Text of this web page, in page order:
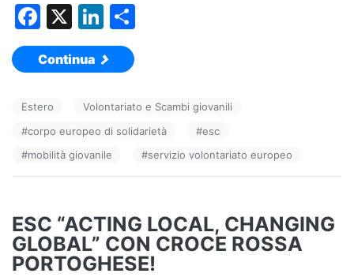
F
a
c
b
o
o
X
Li
n
k
dI
n
vi
di
Continua
Estero
Volontariato e Scambi giovanili
#corpo europeo di solidarietà #esc
#mobilità giovanile #servizio volontariato europeo
ESC “ACTING LOCAL, CHANGING
GLOBAL” CON CROCE ROSSA
PORTOGHESE!